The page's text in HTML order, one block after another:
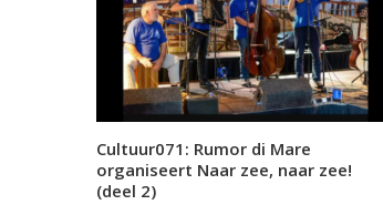
Cultuur071: Rumor di Mare
organiseert Naar zee, naar zee!
(deel 2)